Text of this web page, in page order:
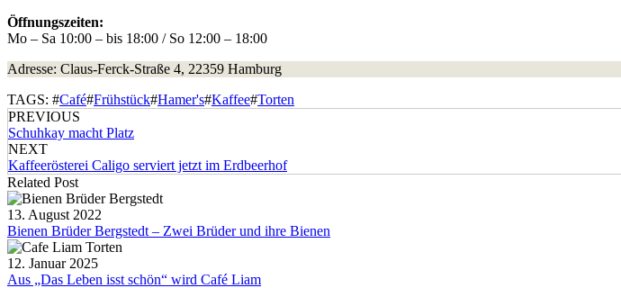
Öffnungszeiten:
Mo – Sa 10:00 – bis 18:00 / So 12:00 – 18:00
Adresse: Claus-Ferck-Straße 4, 22359 Hamburg
TAGS: #Café#Frühstück#Hamer's#Kaffee#Torten
PREVIOUS
Schuhkay macht Platz
NEXT
Kaffeerösterei Caligo serviert jetzt im Erdbeerhof
Related Post
13. August 2022
Bienen Brüder Bergstedt – Zwei Brüder und ihre Bienen
12. Januar 2025
Aus „Das Leben isst schön“ wird Café Liam